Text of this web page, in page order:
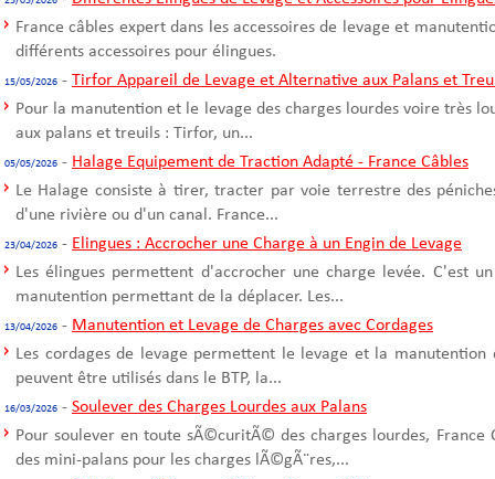
France câbles expert dans les accessoires de levage et
différents accessoires pour élingues.
15/05/2026 - Tirfor Appareil de Levage et Alternative aux Palans et
Pour la manutention et le levage des charges lourdes voire très
aux palans et treuils : Tirfor, un...
05/05/2026 - Halage Equipement de Traction Adapté - France Câbles
Le Halage consiste à tirer, tracter par voie terrestre des
d'une rivière ou d'un canal. France...
23/04/2026 - Elingues : Accrocher une Charge à un Engin de Levage
Les élingues permettent d'accrocher une charge levée. C'est
manutention permettant de la déplacer. Les...
13/04/2026 - Manutention et Levage de Charges avec Cordages
Les cordages de levage permettent le levage et la manutention
peuvent être utilisés dans le BTP, la...
16/03/2026 - Soulever des Charges Lourdes aux Palans
Pour soulever en toute sÃ©curitÃ© des charges lourdes, France
des mini-palans pour les charges lÃ©gÃ¨res,...